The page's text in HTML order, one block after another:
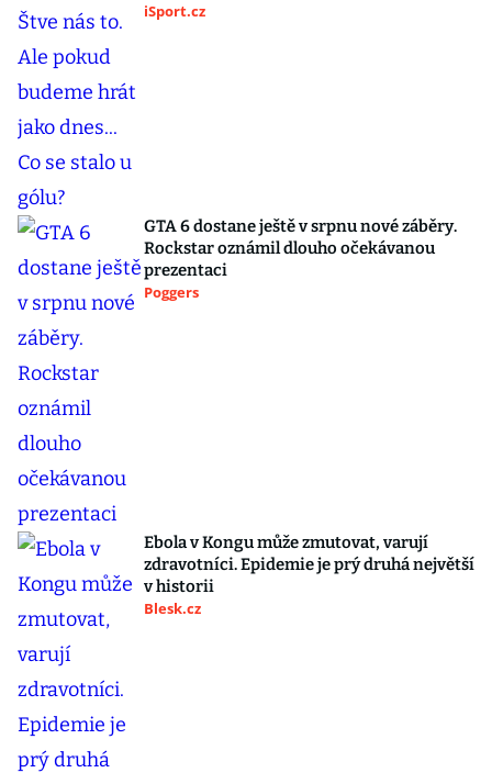
iSport.cz
GTA 6 dostane ještě v srpnu nové záběry.
Rockstar oznámil dlouho očekávanou
prezentaci
Poggers
Ebola v Kongu může zmutovat, varují
zdravotníci. Epidemie je prý druhá největší
v historii
Blesk.cz